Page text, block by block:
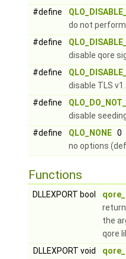
#define
do not
#define
disable qore
#define
disable TLS
#define
disable
#define
QLO_NONE 0
no options
Functions
DLLEXPORT bool
the
qore
DLLEXPORT void